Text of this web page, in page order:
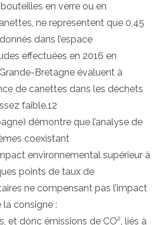
en verre ou en
ne représentent que 0,45
dans l’espace
effectuées en 2016 en
Bretagne évaluent à
de canettes dans les déchets
faible.12
démontre que l’analyse de
coexistant
environnemental supérieur à
points de taux de
ne compensant pas l’impact
consigne :
et donc émissions de CO², liés à